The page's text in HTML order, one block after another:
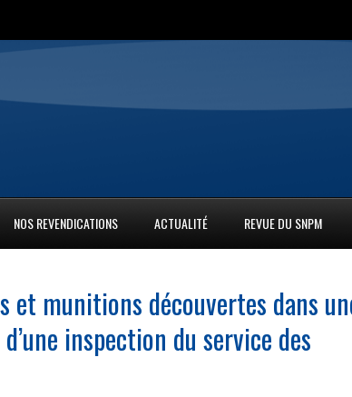
NOS REVENDICATIONS ACTUALITÉ REVUE DU SNPM
et munitions découvertes dans
inspection du service des